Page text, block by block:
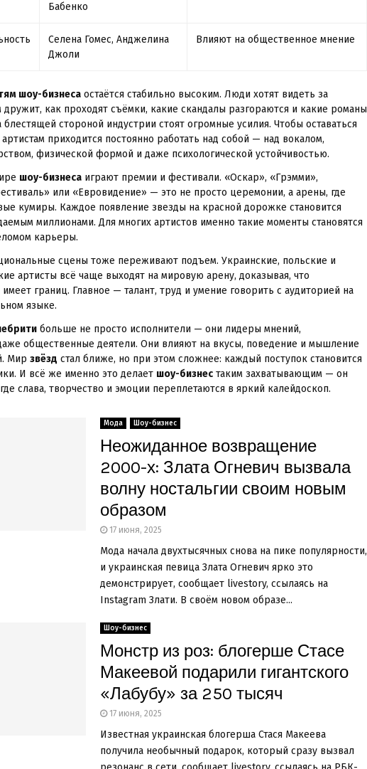
Бабенко
Селена Гомес, Анджелина
Джоли
Влияют на общественное мнение
шоу-бизнеса остаётся стабильно высоким. Люди хотят видеть за
дружит, как проходят съёмки, какие скандалы разгораются и какие романы
блестящей стороной индустрии стоят огромные усилия. Чтобы оставаться
приходится постоянно работать над собой — над вокалом,
физической формой и даже психологической устойчивостью.
шоу-бизнеса играют премии и фестивали. «Оскар», «Грэмми»,
или «Евровидение» — это не просто церемонии, а арены, где
кумиры. Каждое появление звезды на красной дорожке становится
миллионами. Для многих артистов именно такие моменты становятся
карьеры.
сцены тоже переживают подъем. Украинские, польские и
артисты всё чаще выходят на мировую арену, доказывая, что
имеет границ. Главное — талант, труд и умение говорить с аудиторией на
языке.
больше не просто исполнители — они лидеры мнений,
общественные деятели. Они влияют на вкусы, поведение и мышление
Мир звёзд стал ближе, но при этом сложнее: каждый поступок становится
И всё же именно это делает шоу-бизнес таким захватывающим — он
слава, творчество и эмоции переплетаются в яркий калейдоскоп.
Мода Шоу-бизнес
Неожиданное возвращение
2000-х: Злата Огневич вызвала
волну ностальгии своим новым
образом
17 июня, 2025
Мода начала двухтысячных снова на пике популярности,
и украинская певица Злата Огневич ярко это
демонстрирует, сообщает livestory, ссылаясь на
Instagram Злати. В своём новом образе...
Шоу-бизнес
Монстр из роз: блогерше Стасе
Макеевой подарили гигантского
«Лабубу» за 250 тысяч
17 июня, 2025
Известная украинская блогерша Стася Макеева
получила необычный подарок, который сразу вызвал